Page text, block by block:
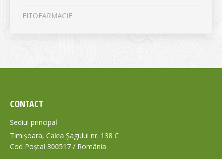
FITOFARMACIE
CONTACT
Sediul principal
Timișoara, Calea Șagului nr. 138 C
Cod Poștal 300517 / România